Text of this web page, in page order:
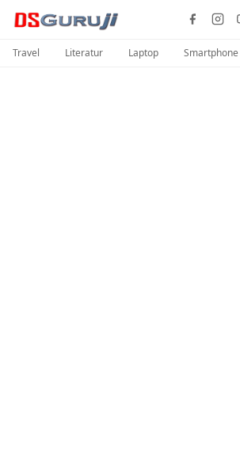
Travel Literatur Laptop Smartphone